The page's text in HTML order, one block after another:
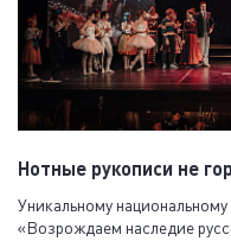
Нотные рукописи не
Уникальному
«Возрождаем наследие